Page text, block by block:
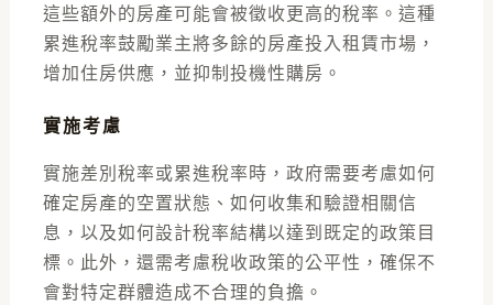
這些額外的房產可能會被徵收更高的稅率。這種
累進稅率鼓勵業主將多餘的房產投入租賃市場，
增加住房供應，並抑制投機性購房。
實施考慮
實施差別稅率或累進稅率時，政府需要考慮如何
確定房產的空置狀態、如何收集和驗證相關信
息，以及如何設計稅率結構以達到既定的政策目
標。此外，還需考慮稅收政策的公平性，確保不
會對特定群體造成不合理的負擔。